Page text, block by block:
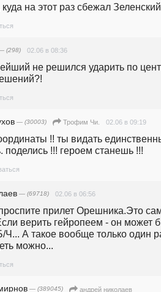
на этот раз сбежал
(298) 02.06 в 08:36
не решился ударить по
— (30003) Трофим Чи. 02.06 в 09:19
!! ты видать
поделись !!! героем станешь !!!
— (69718) 02.06 в 06:56
прилет Орешника.Это
верить гейропеем - он может
Ч... А такое вообще только один
можно...
— (389045) андpeй николаев